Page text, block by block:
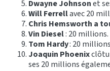
Dwayne Johnsonet
Will Ferrellavec 20
Chris Hemsworth a
Vin Diesel: 20 millions.
Tom Hardy: 20 millions
Joaquin Phoenix
ses 20 millions